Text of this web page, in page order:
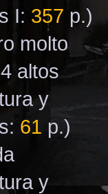
I: 357 p.)
molto
altos
y
61 p.)
y